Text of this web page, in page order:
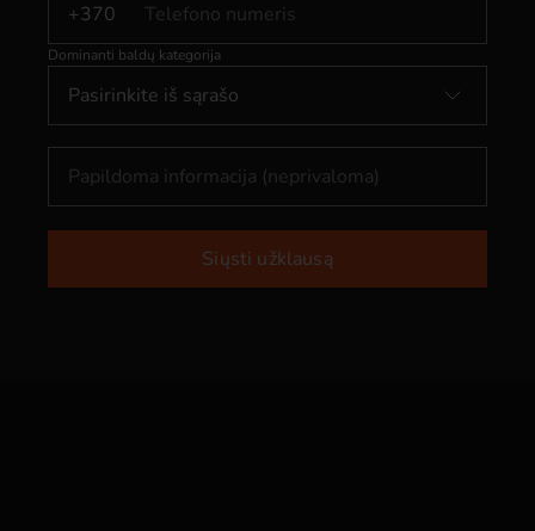
+370
Dominanti baldų kategorija
Pasirinkite iš sąrašo
Siųsti užklausą